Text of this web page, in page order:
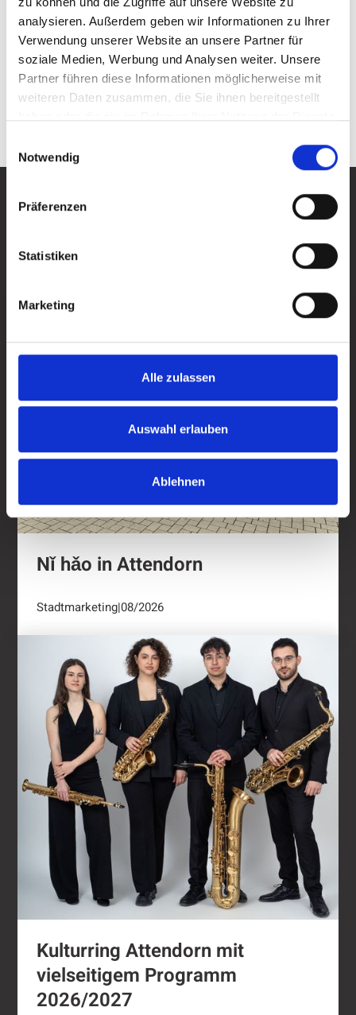
analysieren. Außerdem geben wir Informationen zu Ihrer
Verwendung unserer Website an unsere Partner für
soziale Medien, Werbung und Analysen weiter. Unsere
Partner führen diese Informationen möglicherweise mit
weiteren Daten zusammen, die Sie ihnen bereitgestellt
Notwendig
Präferenzen
Statistiken
Marketing
Alle zulassen
Auswahl erlauben
Ablehnen
Kontakt
Hier ist immer etwas los!
Alle News ansehen
Alle News ansehen
Nǐ hǎo in Attendorn
Nǐ hǎo in Attendorn
Stadtmarketing|08/2026
Kulturring Attendorn mit vielseitigem
Kulturring Attendorn mit
vielseitigem Programm
2026/2027